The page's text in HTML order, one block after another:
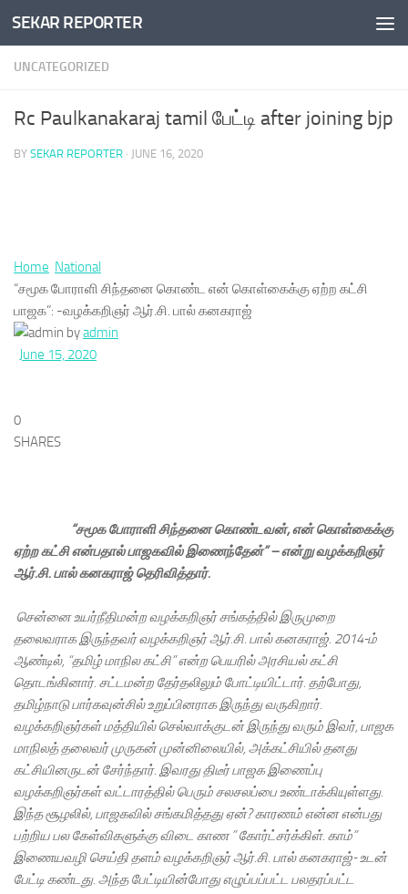
Skip to content
SEKAR REPORTER
UNCATEGORIZED
Rc Paulkanakaraj tamil பேட்டி after joining bjp
BY SEKAR REPORTER · JUNE 16, 2020
Home National
“சமூக போராளி சிந்தனை கொண்ட என் கொள்கைக்கு ஏற்ற கட்சி
பாஜக”: -வழக்கறிஞர் ஆர்.சி. பால் கனகராஜ்
byadmin
June 15, 2020
0
SHARES
“சமூக போராளி சிந்தனை கொண்டவன்; என் கொள்கைக்கு
ஏற்ற கட்சி என்பதால் பாஜகவில் இணைந்தேன்” – என்று வழக்கறிஞர்
ஆர்.சி. பால் கனகராஜ் தெரிவித்தார்.
சென்னை உயர்நீதிமன்ற வழக்கறிஞர் சங்கத்தில் இருமுறை
தலைவராக இருந்தவர் வழக்கறிஞர் ஆர்.சி. பால் கனகராஜ். 2014-ம்
ஆண்டில், “தமிழ் மாநில கட்சி” என்ற பெயரில் அரசியல் கட்சி
தொடங்கினார். சட்டமன்ற தேர்தலிலும் போட்டியிட்டார். தற்போது,
தமிழ்நாடு பார்கவுன்சில் உறுப்பினராக இருந்து வருகிறார்.
வழக்கறிஞர்கள் மத்தியில் செல்வாக்குடன் இருந்து வரும் இவர், பாஜக
மாநிலத் தலைவர் முருகன் முன்னிலையில், அக்கட்சியில் தனது
கட்சியினருடன் சேர்ந்தார். இவரது திடீர் பாஜக இணைப்பு
வழக்கறிஞர்கள் வட்டாரத்தில் பெரும் சலசலப்பை உண்டாக்கியுள்ளது.
இந்த சூழலில், பாஜகவில் சங்கமித்தது ஏன்? காரணம் என்ன என்பது
பற்றிய பல கேள்விகளுக்கு விடை காண ” கோர்ட்சர்க்கிள். காம்”
இணையவழி செய்தி தளம் வழக்கறிஞர் ஆர்.சி. பால் கனகராஜ்- உடன்
பேட்டி கண்டது. அந்த பேட்டியின்போது எழுப்பப்பட்ட பலதரப்பட்ட